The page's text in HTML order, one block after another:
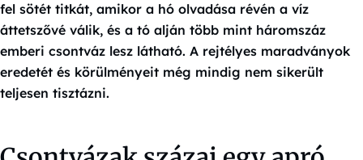
fel sötét titkát, amikor a hó olvadása révén a víz
áttetszővé válik, és a tó alján több mint háromszáz
emberi csontváz lesz látható. A rejtélyes maradványok
eredetét és körülményeit még mindig nem sikerült
teljesen tisztázni.